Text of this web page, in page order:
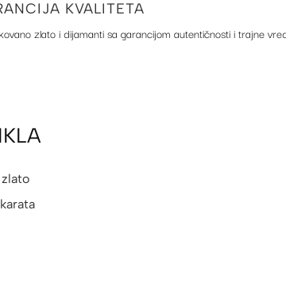
KVALITETA
zlato i dijamanti sa garancijom autentičnosti i trajne